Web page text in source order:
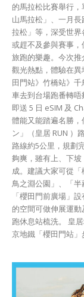
的馬拉松比賽舉行
山馬拉松」、一月
拉松」等，深受世
或趕不及參與賽事
旅跑的樂趣。今次
觀光熱點，體驗在
田門站》竹橋站》
車去到台場跑番轉唔
即送 5 日 eSIM 及
體能又能踏遍名勝
ン」（皇居 RUN ）
路線約5公里，規劃
夠爽，雖有上、下
成。建議大家可從
鳥之淵公園」、「
「櫻田門前廣場」
的空間可做伸展運
跑休息站梳洗。 皇
京地鐵「櫻田門站」